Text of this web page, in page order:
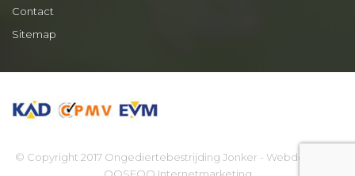
Contact
Sitemap
© Copyright 2017 Ongediertebestrijding Jonker - Webdesign by